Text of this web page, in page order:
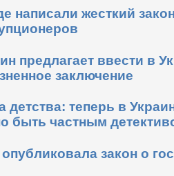
написали жесткий
предлагает ввести в
заключение
детства: теперь в
быть частным
закон о